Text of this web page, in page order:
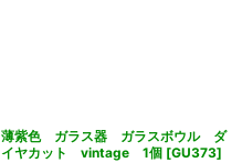
薄紫色 ガラス器 ガラスボウル ダ
イヤカット vintage 1個 [GU373]